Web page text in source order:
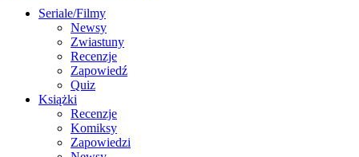
Seriale/Filmy
Newsy
Zwiastuny
Recenzje
Zapowiedź
Quiz
Książki
Recenzje
Komiksy
Zapowiedzi